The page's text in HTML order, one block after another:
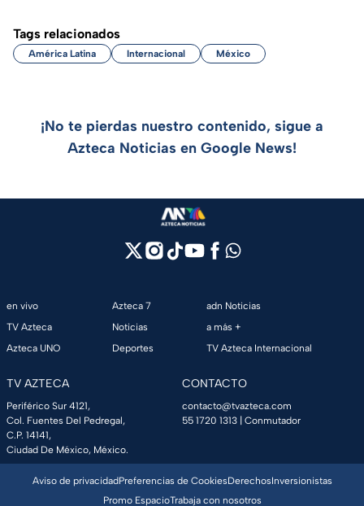
Tags relacionados
América Latina Internacional México
¡No te pierdas nuestro contenido, sigue a
Azteca Noticias en Google News!
en vivo
TV Azteca
Azteca UNO
Azteca 7
Noticias
Deportes
adn Noticias
a más +
TV Azteca Internacional
TV AZTECA
Periférico Sur 4121,
Col. Fuentes Del Pedregal,
C.P. 14141,
Ciudad De México, México.
CONTACTO
contacto@tvazteca.com
55 1720 1313 | Conmutador
Aviso de privacidadPreferencias de CookiesDerechosInversionistas
Promo EspacioTrabaja con nosotros